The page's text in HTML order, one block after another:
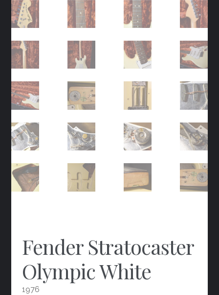
Fender Stratocaster
Olympic White
1976